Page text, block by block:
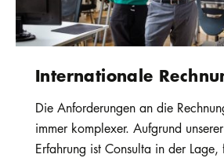
Internationale
Die Anforderungen an die
immer komplexer. Aufgrund
Erfahrung ist Consulta in der Lage,